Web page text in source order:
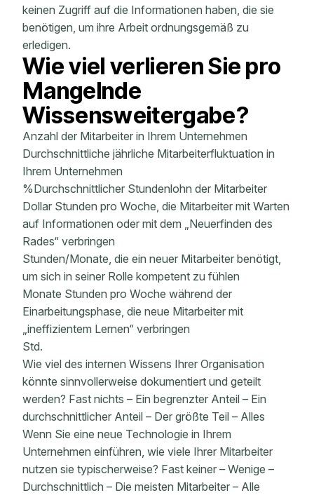
keinen Zugriff auf die Informationen haben, die sie
benötigen, um ihre Arbeit ordnungsgemäß zu
erledigen.
Wie viel verlieren Sie pro
Mangelnde
Wissensweitergabe?
Anzahl der Mitarbeiter in Ihrem Unternehmen
Durchschnittliche jährliche Mitarbeiterfluktuation in
Ihrem Unternehmen
%Durchschnittlicher Stundenlohn der Mitarbeiter
Dollar Stunden pro Woche, die Mitarbeiter mit Warten
auf Informationen oder mit dem „Neuerfinden des
Rades“ verbringen
Stunden/Monate, die ein neuer Mitarbeiter benötigt,
um sich in seiner Rolle kompetent zu fühlen
Monate Stunden pro Woche während der
Einarbeitungsphase, die neue Mitarbeiter mit
„ineffizientem Lernen“ verbringen
Std.
Wie viel des internen Wissens Ihrer Organisation
könnte sinnvollerweise dokumentiert und geteilt
werden? Fast nichts – Ein begrenzter Anteil – Ein
durchschnittlicher Anteil – Der größte Teil – Alles
Wenn Sie eine neue Technologie in Ihrem
Unternehmen einführen, wie viele Ihrer Mitarbeiter
nutzen sie typischerweise? Fast keiner – Wenige –
Durchschnittlich – Die meisten Mitarbeiter – Alle